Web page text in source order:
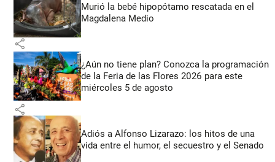
Murió la bebé hipopótamo rescatada en el
Magdalena Medio
share
¿Aún no tiene plan? Conozca la programación
de la Feria de las Flores 2026 para este
miércoles 5 de agosto
share
Adiós a Alfonso Lizarazo: los hitos de una
vida entre el humor, el secuestro y el Senado